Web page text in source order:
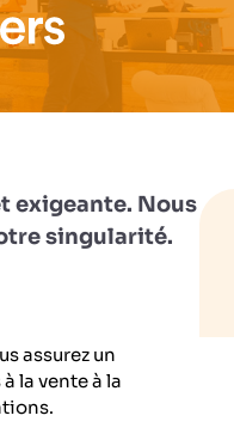
exigeante. Nous
singularité.
assurez un
la vente à la